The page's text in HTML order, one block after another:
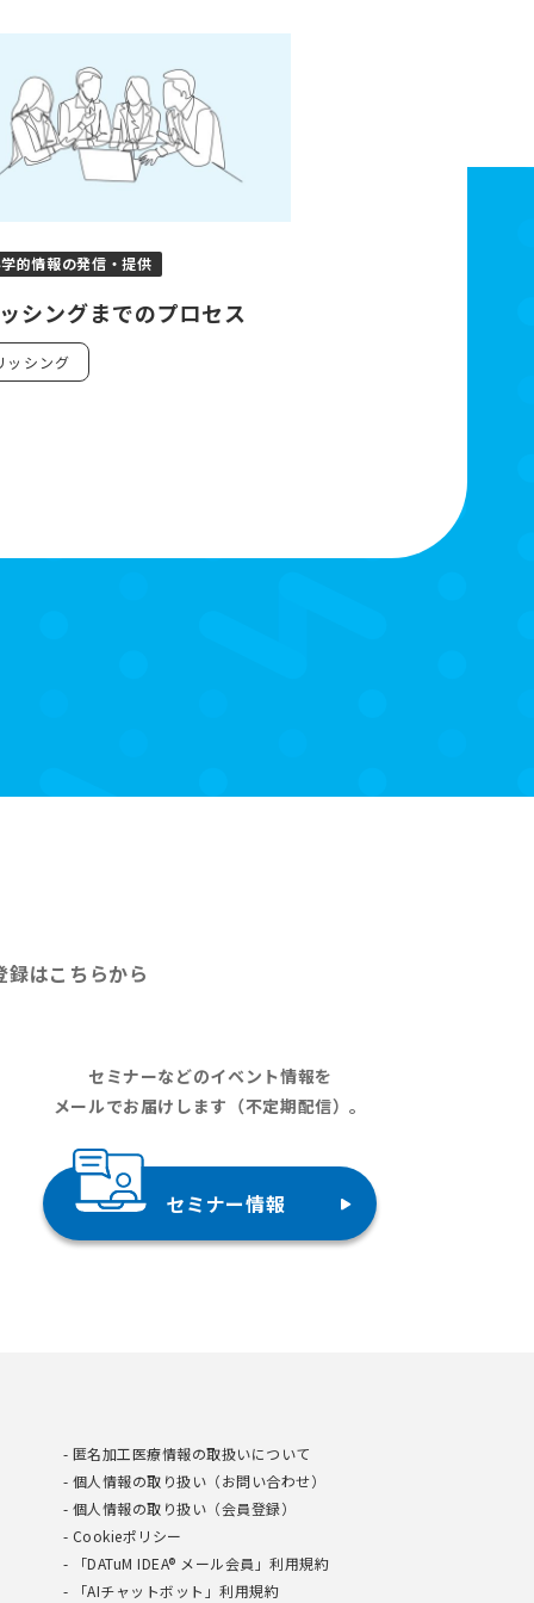
的情報の発信・提供
シングまでのプロセス
ッシング
録はこちらから
セミナーなどのイベント情報を
メールでお届けします（不定期配信）。
セミナー情報
匿名加工医療情報の取扱いについて
個人情報の取り扱い（お問い合わせ）
個人情報の取り扱い（会員登録）
Cookieポリシー
「DATuM IDEA® メール会員」利用規約
「AIチャットボット」利用規約